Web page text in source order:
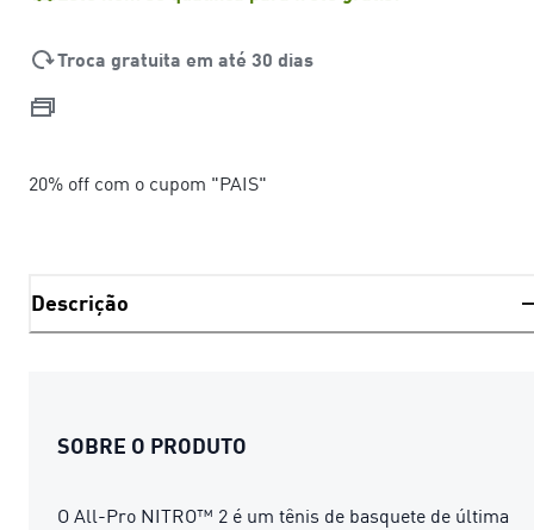
Troca gratuita em até 30 dias
20% off com o cupom "PAIS"
Descrição
SOBRE O PRODUTO
O All-Pro NITRO™ 2 é um tênis de basquete de última